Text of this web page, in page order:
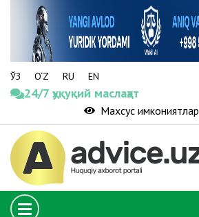
ЎЗ O‘Z RU EN
24/7 ҳуқуқий маслаҳат
Махсус имкониятлар